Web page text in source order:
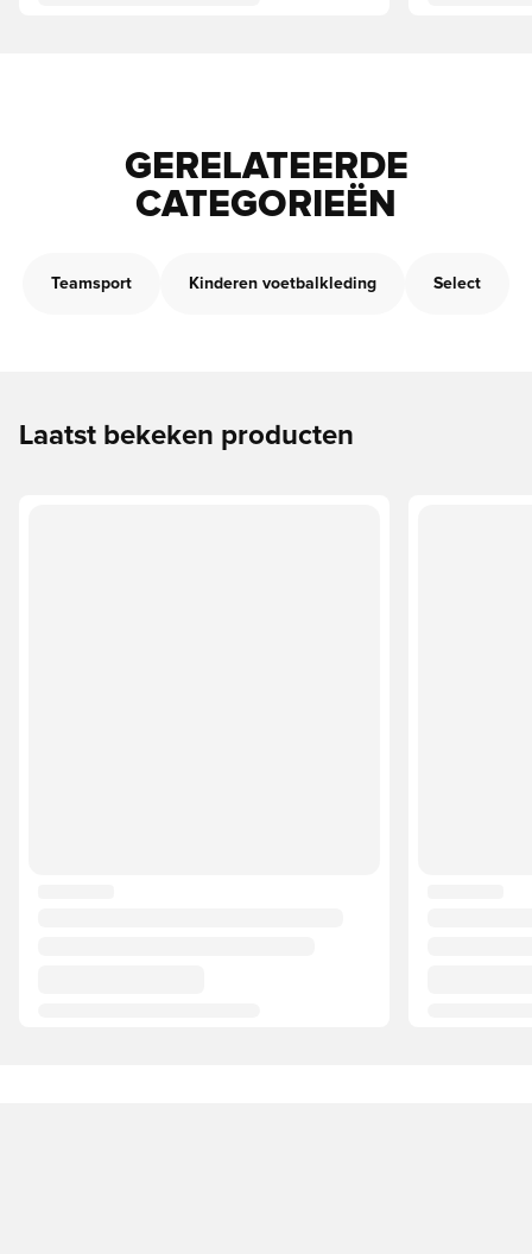
GERELATEERDE
CATEGORIEËN
Teamsport Kinderen voetbalkleding Select
Laatst bekeken producten